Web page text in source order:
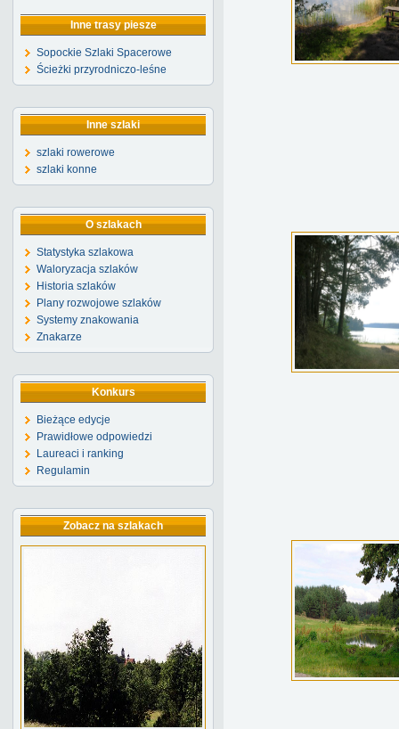
Inne trasy piesze
Sopockie Szlaki Spacerowe
Ścieżki przyrodniczo-leśne
Inne szlaki
szlaki rowerowe
szlaki konne
O szlakach
Statystyka szlakowa
Waloryzacja szlaków
Historia szlaków
Plany rozwojowe szlaków
Systemy znakowania
Znakarze
Konkurs
Bieżące edycje
Prawidłowe odpowiedzi
Laureaci i ranking
Regulamin
Zobacz na szlakach